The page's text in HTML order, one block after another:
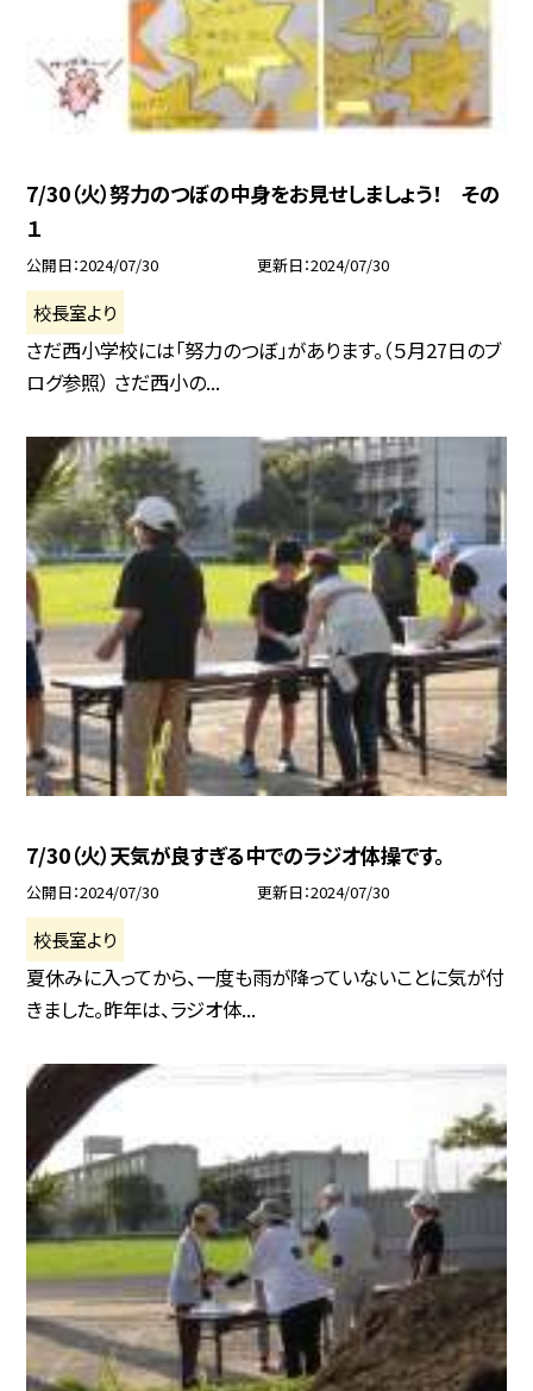
7/30（火）努力のつぼの中身をお見せしましょう！ その
１
公開日 2024/07/30 更新日 2024/07/30
校長室より
さだ西小学校には「努力のつぼ」があります。（５月27日のブ
ログ参照） さだ西小の...
7/30（火）天気が良すぎる中でのラジオ体操です。
公開日 2024/07/30 更新日 2024/07/30
校長室より
夏休みに入ってから、一度も雨が降っていないことに気が付
きました。昨年は、ラジオ体...